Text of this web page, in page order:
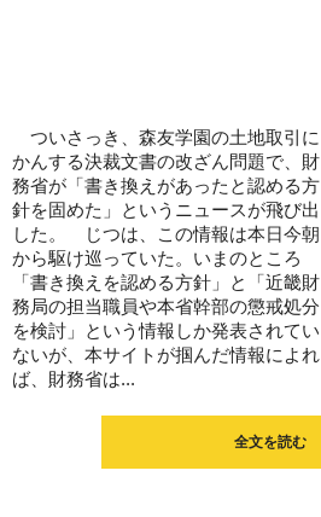
ついさっき、森友学園の土地取引に
かんする決裁文書の改ざん問題で、財
務省が「書き換えがあったと認める方
針を固めた」というニュースが飛び出
した。 じつは、この情報は本日今朝
から駆け巡っていた。いまのところ
「書き換えを認める方針」と「近畿財
務局の担当職員や本省幹部の懲戒処分
を検討」という情報しか発表されてい
ないが、本サイトが掴んだ情報によれ
ば、財務省は...
全文を読む